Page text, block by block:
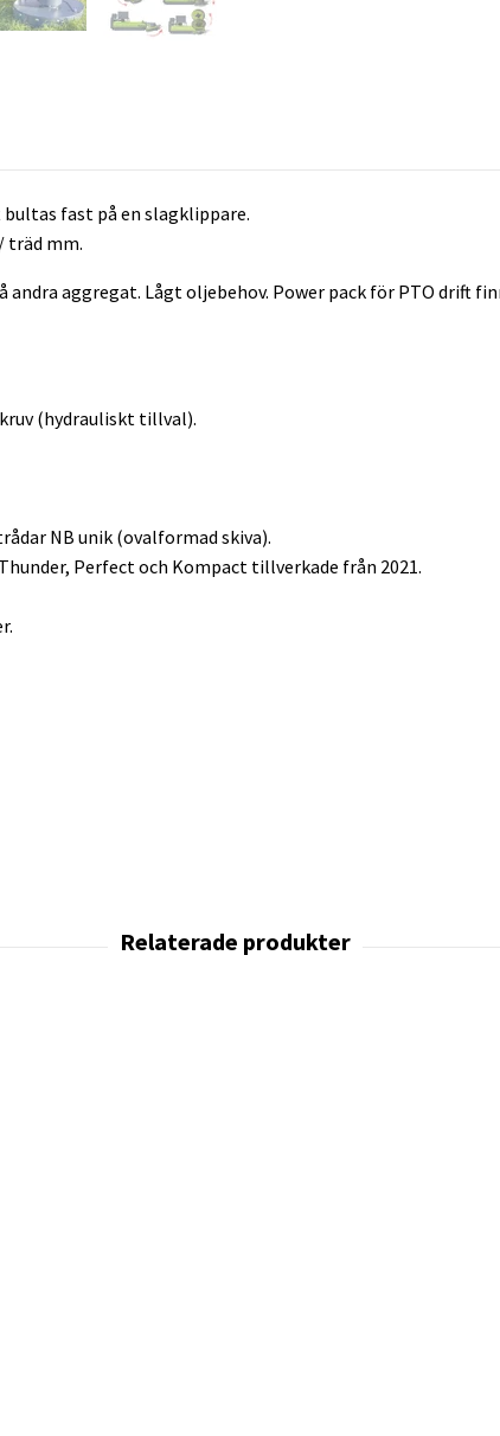
fast på en slagklippare.
träd mm.
andra aggregat. Lågt oljebehov. Power pack för PTO drift
(hydrauliskt tillval).
NB unik (ovalformad skiva).
Perfect och Kompact tillverkade från 2021.